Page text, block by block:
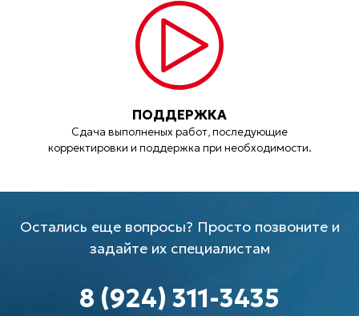
ПОДДЕРЖКА
Сдача выполненых работ, последующие
корректировки и поддержка при необходимости.
Остались еще вопросы? Просто позвоните и
задайте их специалистам
8 (924) 311-3435